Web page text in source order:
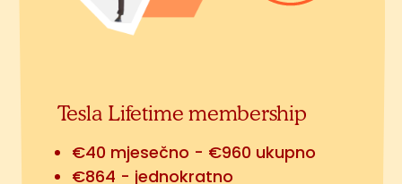
Tesla Lifetime membership
€40 mjesečno - €960 ukupno
€864 - jednokratno